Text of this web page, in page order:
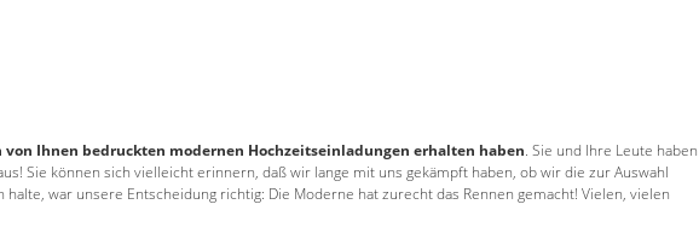
von Ihnen bedruckten modernen Hochzeitseinladungen erhalten haben. Sie und Ihre Leute haben
Sie können sich vielleicht erinnern, daß wir lange mit uns gekämpft haben, ob wir die zur Auswahl
war unsere Entscheidung richtig: Die Moderne hat zurecht das Rennen gemacht! Vielen, vielen